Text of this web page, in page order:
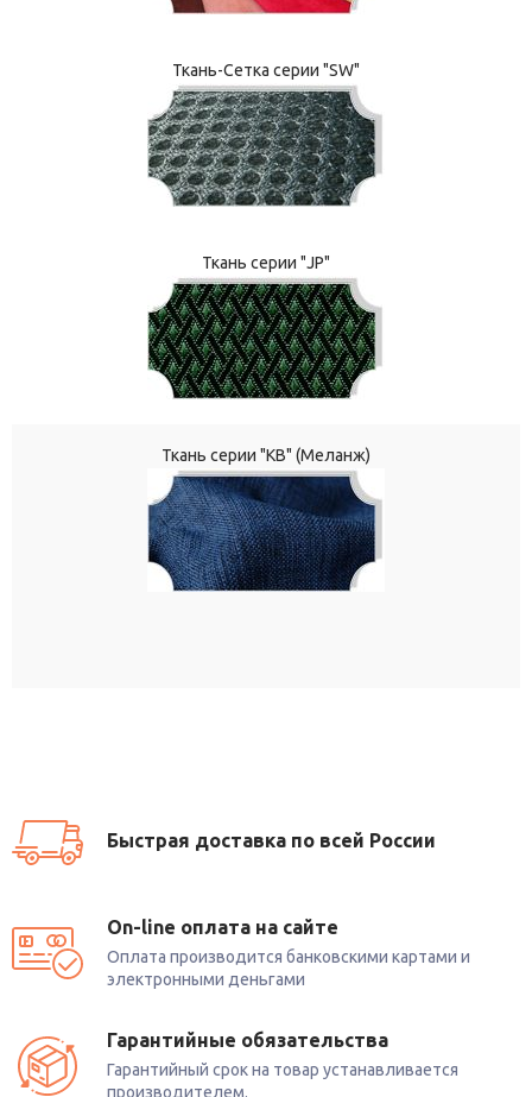
Ткань-Сетка серии "SW"
Ткань серии "JP"
Ткань серии "КВ" (Меланж)
Быстрая доставка по всей России
On-line оплата на сайте
Оплата производится банковскими картами и
электронными деньгами
Гарантийные обязательства
Гарантийный срок на товар устанавливается
производителем.